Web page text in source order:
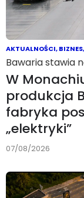
AKTUALNOŚCI,BIZNES,
Bawaria stawia
W
produkcja
fabryka
„elektryki”
07/08/2026